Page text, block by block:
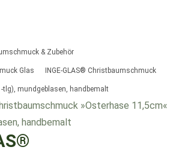
& Zubehör
Glas INGE-GLAS® Christbaumschmuck
tlg), mundgeblasen, handbemalt